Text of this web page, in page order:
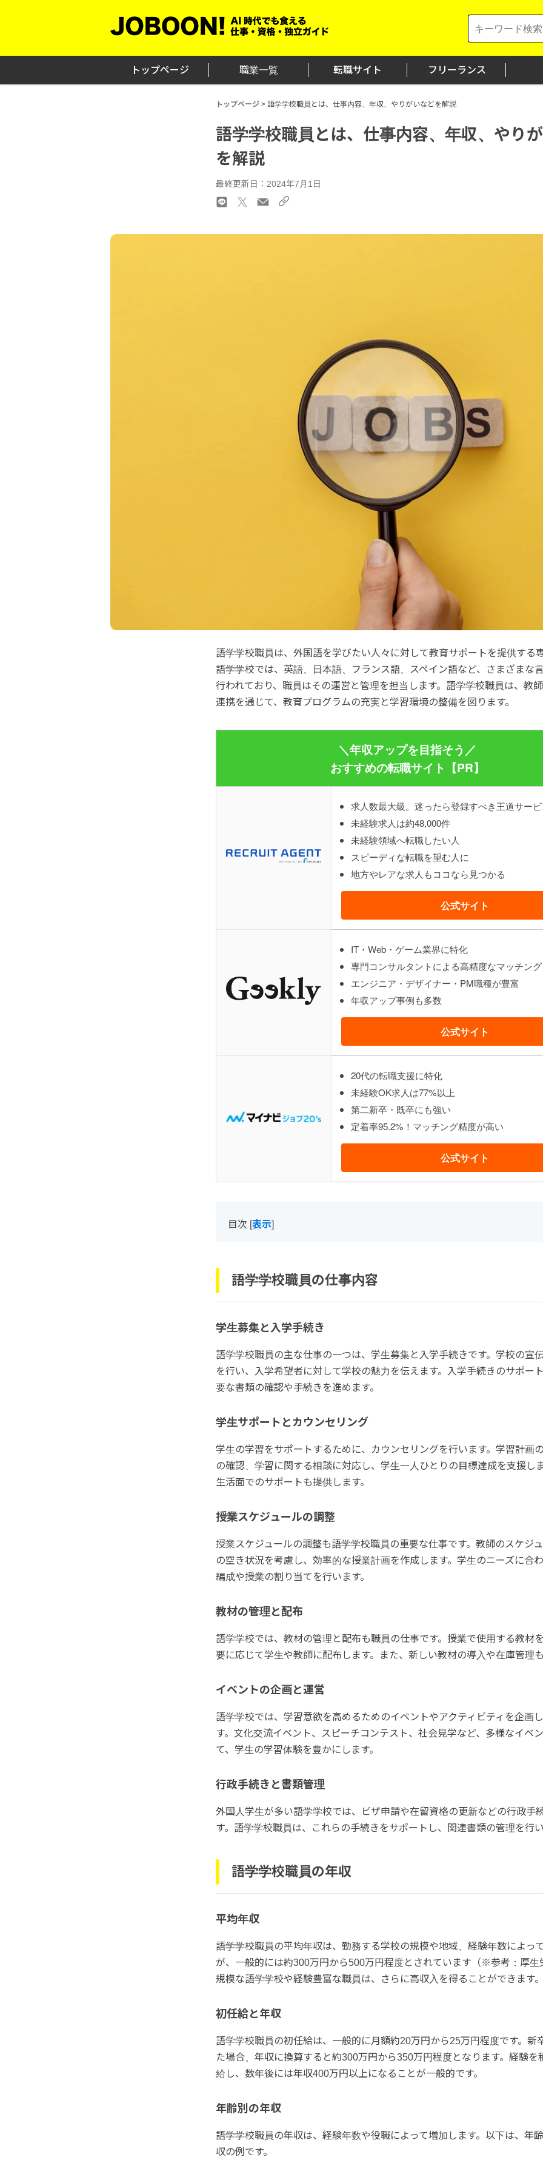
for:
トップページ 職業一覧 転職サイト フリーランス
トップページ > 語学学校職員とは、仕事内容、年収、やりがいなどを解説
語学学校職員とは、仕事内容、年収、やり
を解説
最終更新日：2024年7月1日
語学学校職員は、外国語を学びたい人々に対して教育サポートを提供する専
語学学校では、英語、日本語、フランス語、スペイン語など、さまざまな
行われており、職員はその運営と管理を担当します。語学学校職員は、教
連携を通じて、教育プログラムの充実と学習環境の整備を図ります。
＼年収アップを目指そう／
おすすめの転職サイト【PR】
求人数最大級。迷ったら登録すべき王道サービ
未経験求人は約48,000件
未経験領域へ転職したい人
スピーディな転職を望む人に
地方やレアな求人もココなら見つかる
公式サイト
IT・Web・ゲーム業界に特化
専門コンサルタントによる高精度なマッチング
エンジニア・デザイナー・PM職種が豊富
年収アップ事例も多数
公式サイト
20代の転職支援に特化
未経験OK求人は77%以上
第二新卒・既卒にも強い
定着率95.2%！マッチング精度が高い
公式サイト
目次 [表示]
語学学校職員の仕事内容
学生募集と入学手続き
語学学校職員の主な仕事の一つは、学生募集と入学手続きです。学校の宣
を行い、入学希望者に対して学校の魅力を伝えます。入学手続きのサポー
要な書類の確認や手続きを進めます。
学生サポートとカウンセリング
学生の学習をサポートするために、カウンセリングを行います。学習計画
の確認、学習に関する相談に対応し、学生一人ひとりの目標達成を支援しま
生活面でのサポートも提供します。
授業スケジュールの調整
授業スケジュールの調整も語学学校職員の重要な仕事です。教師のスケジ
の空き状況を考慮し、効率的な授業計画を作成します。学生のニーズに合
編成や授業の割り当てを行います。
教材の管理と配布
語学学校では、教材の管理と配布も職員の仕事です。授業で使用する教材
要に応じて学生や教師に配布します。また、新しい教材の導入や在庫管理も
イベントの企画と運営
語学学校では、学習意欲を高めるためのイベントやアクティビティを企画
す。文化交流イベント、スピーチコンテスト、社会見学など、多様なイベ
て、学生の学習体験を豊かにします。
行政手続きと書類管理
外国人学生が多い語学学校では、ビザ申請や在留資格の更新などの行政手
す。語学学校職員は、これらの手続きをサポートし、関連書類の管理を行い
語学学校職員の年収
平均年収
語学学校職員の平均年収は、勤務する学校の規模や地域、経験年数によっ
が、一般的には約300万円から500万円程度とされています（※参考：厚生
規模な語学学校や経験豊富な職員は、さらに高収入を得ることができます。
初任給と年収
語学学校職員の初任給は、一般的に月額約20万円から25万円程度です。新
た場合、年収に換算すると約300万円から350万円程度となります。経験を
給し、数年後には年収400万円以上になることが一般的です。
年齢別の年収
語学学校職員の年収は、経験年数や役職によって増加します。以下は、年
収の例です。